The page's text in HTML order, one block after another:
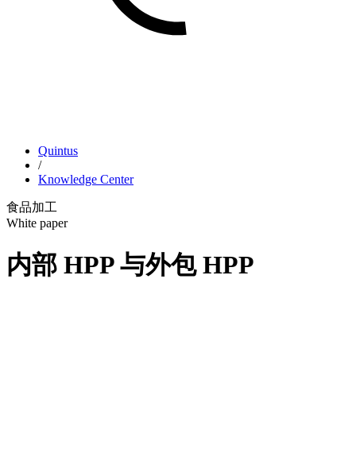
Quintus
/
Knowledge Center
食品加工
White paper
内部 HPP 与外包 HPP